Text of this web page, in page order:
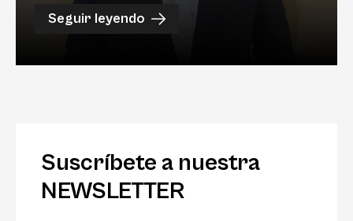
Seguir leyendo
Suscríbete a nuestra
NEWSLETTER